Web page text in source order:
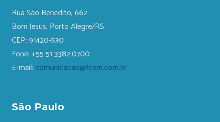
Rua São Benedito, 662
Bom Jesus, Porto Alegre/RS
CEP: 91420-530
Fone: +55 51 3382.0700
E-mail: comunicacao@fcem.com.br
São Paulo